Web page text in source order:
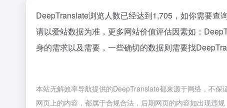
DeepTranslate浏览人数已经达到1,705，如你需要查
请以爱站数据为准，更多网站价值评估因素如：
身的需求以及需要，一些确切的数据则需要找
本站无解效率导航提供的DeepTranslate都来源于网络，不
网页上的内容，都属于合规合法，后期网页的内容如出现违